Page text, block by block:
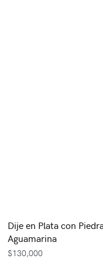
Dije en Plata con
Aguamarina
$130,000